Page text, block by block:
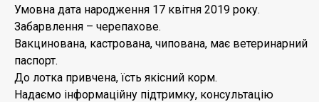
Умовна дата народження 17 квітня 2019 року.
Забарвлення – черепахове.
Вакцинована, кастрована, чипована, має ветеринарний
паспорт.
До лотка привчена, їсть якісний корм.
Надаємо інформаційну підтримку, консультацію